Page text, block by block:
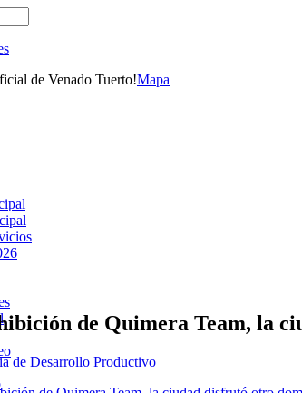
de Venado Tuerto!Mapa
de Quimera Team, la
de Desarrollo Productivo